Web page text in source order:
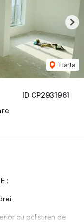
ID CP2931961
Harta
:
cu polistiren de